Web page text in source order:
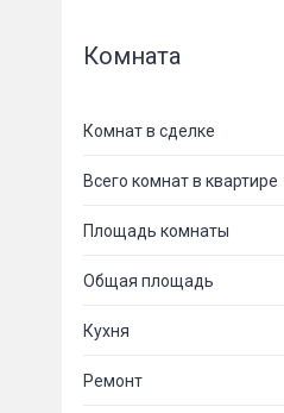
Комната
Комнат в сделке
Всего комнат в квартире
Площадь комнаты
Общая площадь
Кухня
Ремонт